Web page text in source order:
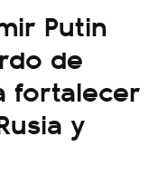
Putin
de
fortalecer
y